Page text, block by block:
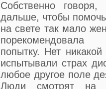
Собственно
дальше, чтобы
на свете так мало
порекомендовала
попытку. Нет
испытывали страх
любое другое поле
Люди смотрят на